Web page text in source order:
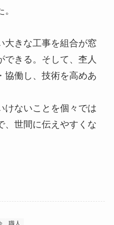
大きな工事を組合が窓
できる。そして、杢人
協働し、技術を高めあ
けないことを個々では
、世間に伝えやすくな
職人